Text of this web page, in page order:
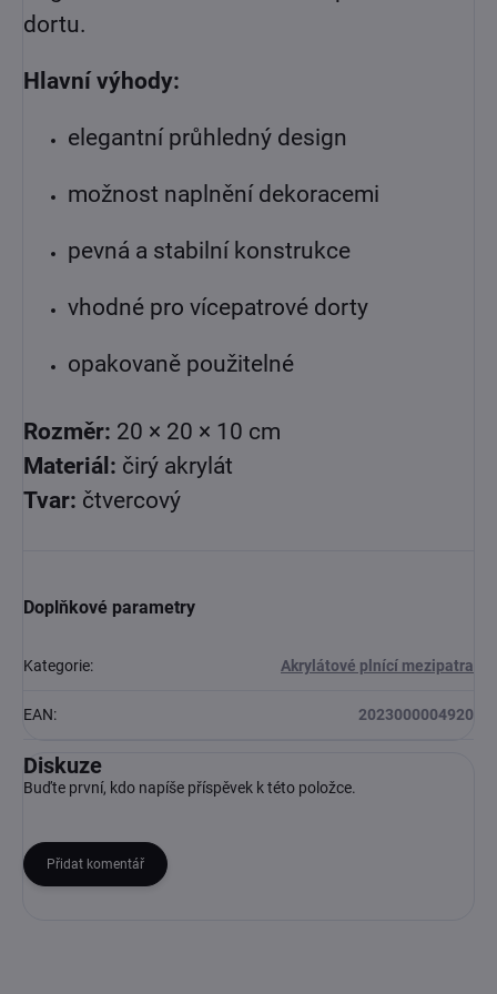
dortu.
Hlavní výhody:
elegantní průhledný design
možnost naplnění dekoracemi
pevná a stabilní konstrukce
vhodné pro vícepatrové dorty
opakovaně použitelné
Rozměr: 20 × 20 × 10 cm
Materiál: čirý akrylát
Tvar: čtvercový
Doplňkové parametry
Kategorie: Akrylátové plnící mezipatra
EAN: 2023000004920
Diskuze
Buďte první, kdo napíše příspěvek k této položce.
Přidat komentář